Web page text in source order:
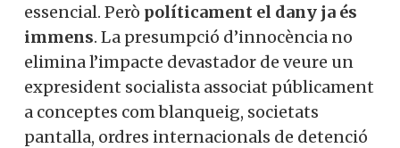
essencial. Però políticament el dany ja és
immens. La presumpció d’innocència no
elimina l’impacte devastador de veure un
expresident socialista associat públicament
a conceptes com blanqueig, societats
pantalla, ordres internacionals de detenció